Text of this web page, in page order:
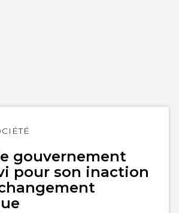
gouvernement
pour son inaction